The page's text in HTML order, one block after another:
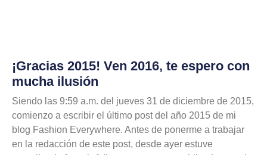
¡Gracias 2015! Ven 2016, te espero con
mucha ilusión
Siendo las 9:59 a.m. del jueves 31 de diciembre de 2015,
comienzo a escribir el último post del año 2015 de mi
blog Fashion Everywhere. Antes de ponerme a trabajar
en la redacción de este post, desde ayer estuve